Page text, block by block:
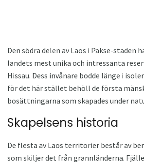
Den södra delen av Laos i Pakse-staden
landets mest unika och intressanta
Hissau. Dess invånare bodde länge i
för det här stället behöll de första
bosättningarna som skapades under
Skapelsens historia
De flesta av Laos territorier består av
som skiljer det från grannländerna.